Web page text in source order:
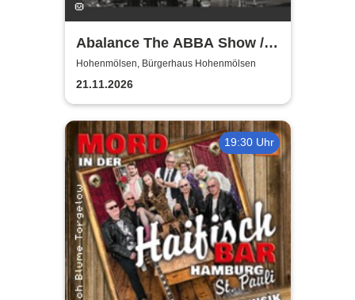
Abalance The ABBA Show /
Revival Show - a tribute to
ABBA
Hohenmölsen, Bürgerhaus Hohenmölsen
21.11.2026
19:30 Uhr